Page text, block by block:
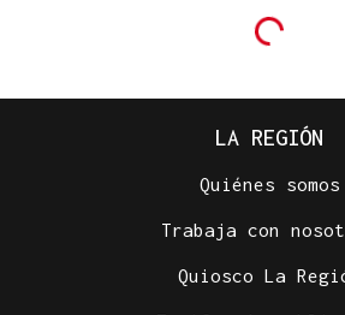
LA REGIÓN
Quiénes somos
Trabaja con
Quiosco La